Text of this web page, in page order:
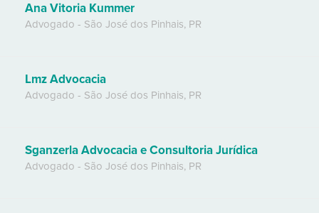
Ana Vitoria Kummer
Advogado - São José dos Pinhais, PR
Lmz Advocacia
Advogado - São José dos Pinhais, PR
Sganzerla Advocacia e Consultoria Jurídica
Advogado - São José dos Pinhais, PR